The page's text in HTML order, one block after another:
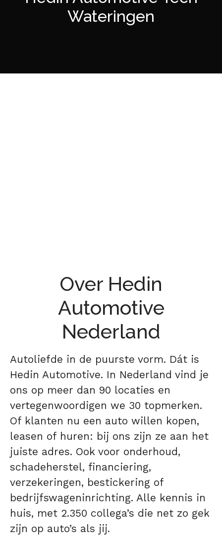
Wateringen
Over Hedin
Automotive
Nederland
Autoliefde in de puurste vorm. Dát is
Hedin Automotive. In Nederland vind je
ons op meer dan 90 locaties en
vertegenwoordigen we 30 topmerken.
Of klanten nu een auto willen kopen,
leasen of huren: bij ons zijn ze aan het
juiste adres. Ook voor onderhoud,
schadeherstel, financiering,
verzekeringen, bestickering of
bedrijfswageninrichting. Alle kennis in
huis, met 2.350 collega’s die net zo gek
zijn op auto’s als jij.